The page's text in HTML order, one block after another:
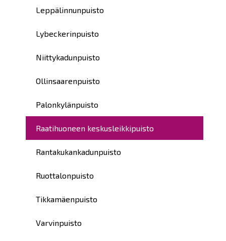
Leppälinnunpuisto
Lybeckerinpuisto
Niittykadunpuisto
Ollinsaarenpuisto
Palonkylänpuisto
Raatihuoneen keskusleikkipuisto
Rantakukankadunpuisto
Ruottalonpuisto
Tikkamäenpuisto
Varvinpuisto